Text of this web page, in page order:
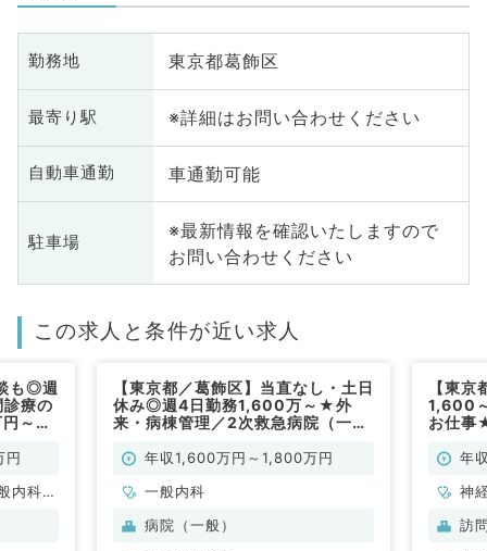
勤務地 東京都葛飾区
最寄り駅 ※詳細はお問い合わせください
自動車通勤 車通勤可能
駐車場
※最新情報を確認いたしますので
お問い合わせください
この求人と条件が近い求人
も◎週
療の
～
科系
円
内科、
【東京都／葛飾区】当直なし・土日
休み◎週4日勤務1,600万～★外
来・病棟管理／2次救急病院（一般
年収1,600万円～1,800万円
一般内科
病院（一般）
【東
1,600
お仕事
／常勤
年
神
科
訪